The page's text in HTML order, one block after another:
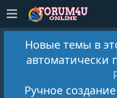
Новые темы в
автоматически
Ручное